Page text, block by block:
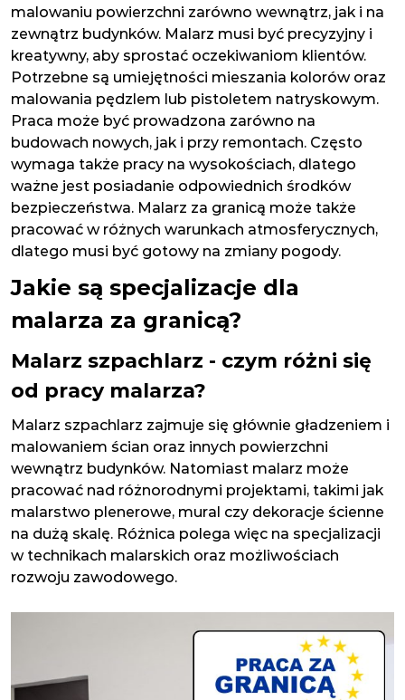
malowaniu powierzchni zarówno wewnątrz, jak i na
zewnątrz budynków. Malarz musi być precyzyjny i
kreatywny, aby sprostać oczekiwaniom klientów.
Potrzebne są umiejętności mieszania kolorów oraz
malowania pędzlem lub pistoletem natryskowym.
Praca może być prowadzona zarówno na
budowach nowych, jak i przy remontach. Często
wymaga także pracy na wysokościach, dlatego
ważne jest posiadanie odpowiednich środków
bezpieczeństwa. Malarz za granicą może także
pracować w różnych warunkach atmosferycznych,
dlatego musi być gotowy na zmiany pogody.
Jakie są specjalizacje dla
malarza za granicą?
Malarz szpachlarz - czym różni się
od pracy malarza?
Malarz szpachlarz zajmuje się głównie gładzeniem i
malowaniem ścian oraz innych powierzchni
wewnątrz budynków. Natomiast malarz może
pracować nad różnorodnymi projektami, takimi jak
malarstwo plenerowe, mural czy dekoracje ścienne
na dużą skalę. Różnica polega więc na specjalizacji
w technikach malarskich oraz możliwościach
rozwoju zawodowego.